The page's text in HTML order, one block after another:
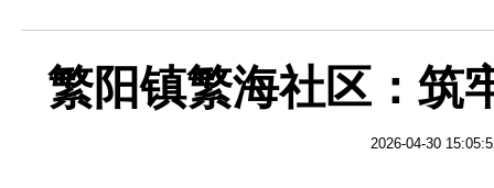
繁阳镇繁海社区：筑
2026-04-30